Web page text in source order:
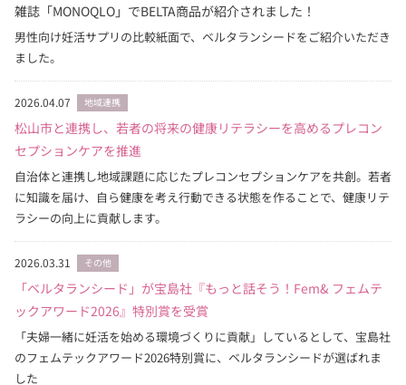
雑誌「MONOQLO」でBELTA商品が紹介されました！
男性向け妊活サプリの比較紙面で、ベルタランシードをご紹介いただき
ました。
2026.04.07 地域連携
松山市と連携し、若者の将来の健康リテラシーを高めるプレコン
セプションケアを推進
自治体と連携し地域課題に応じたプレコンセプションケアを共創。若者
に知識を届け、自ら健康を考え行動できる状態を作ることで、健康リテ
ラシーの向上に貢献します。
2026.03.31 その他
「ベルタランシード」が宝島社『もっと話そう！Fem& フェムテ
ックアワード2026』特別賞を受賞
「夫婦一緒に妊活を始める環境づくりに貢献」しているとして、宝島社
のフェムテックアワード2026特別賞に、ベルタランシードが選ばれま
した